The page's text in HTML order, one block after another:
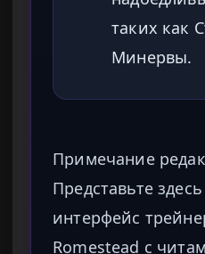
таких как
Минервы.
Примечание
Представьте
интерфейс
Romestead с